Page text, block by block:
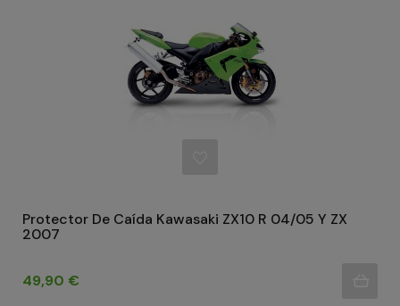
Protector De Caída Kawasaki ZX10 R 04/05 Y ZX
2007
Precio
49,90 €